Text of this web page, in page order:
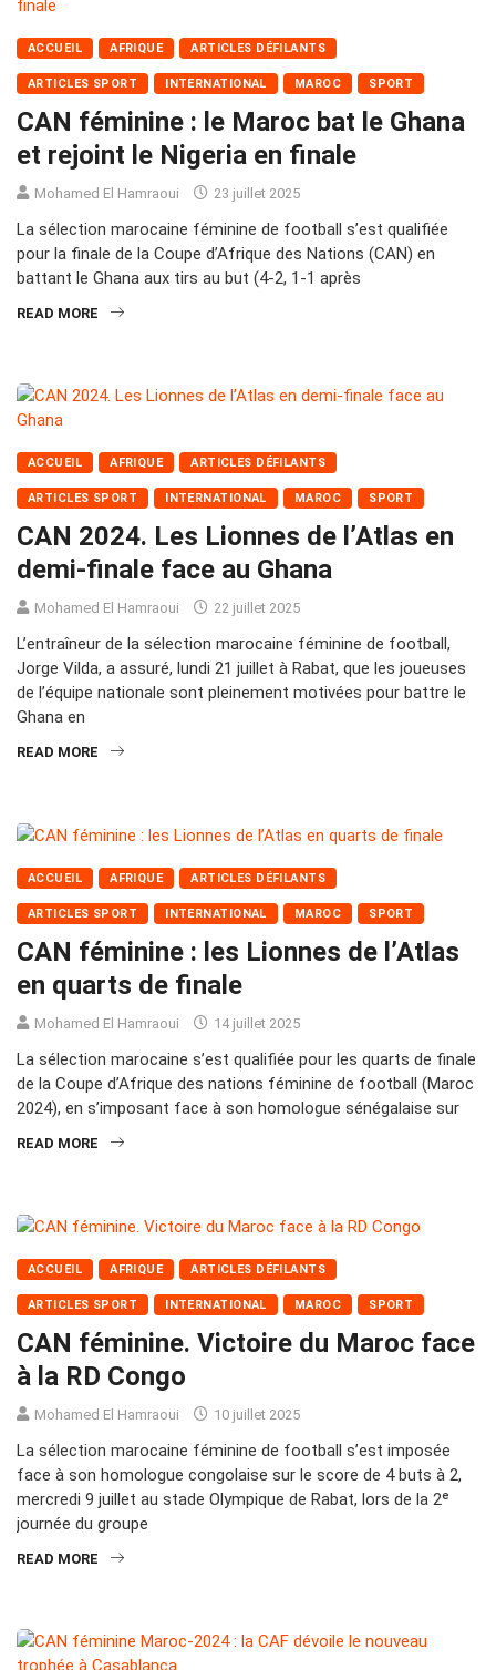
ACCUEIL AFRIQUE ARTICLES DÉFILANTS
ARTICLES SPORT INTERNATIONAL MAROC SPORT
CAN féminine : le Maroc bat le Ghana
et rejoint le Nigeria en finale
Mohamed El Hamraoui 23 juillet 2025
La sélection marocaine féminine de football s’est qualifiée
pour la finale de la Coupe d’Afrique des Nations (CAN) en
battant le Ghana aux tirs au but (4-2, 1-1 après
READ MORE
ACCUEIL AFRIQUE ARTICLES DÉFILANTS
ARTICLES SPORT INTERNATIONAL MAROC SPORT
CAN 2024. Les Lionnes de l’Atlas en
demi-finale face au Ghana
Mohamed El Hamraoui 22 juillet 2025
L’entraîneur de la sélection marocaine féminine de football,
Jorge Vilda, a assuré, lundi 21 juillet à Rabat, que les joueuses
de l’équipe nationale sont pleinement motivées pour battre le
Ghana en
READ MORE
ACCUEIL AFRIQUE ARTICLES DÉFILANTS
ARTICLES SPORT INTERNATIONAL MAROC SPORT
CAN féminine : les Lionnes de l’Atlas
en quarts de finale
Mohamed El Hamraoui 14 juillet 2025
La sélection marocaine s’est qualifiée pour les quarts de finale
de la Coupe d’Afrique des nations féminine de football (Maroc
2024), en s’imposant face à son homologue sénégalaise sur
READ MORE
ACCUEIL AFRIQUE ARTICLES DÉFILANTS
ARTICLES SPORT INTERNATIONAL MAROC SPORT
CAN féminine. Victoire du Maroc face
à la RD Congo
Mohamed El Hamraoui 10 juillet 2025
La sélection marocaine féminine de football s’est imposée
face à son homologue congolaise sur le score de 4 buts à 2,
mercredi 9 juillet au stade Olympique de Rabat, lors de la 2ᵉ
journée du groupe
READ MORE